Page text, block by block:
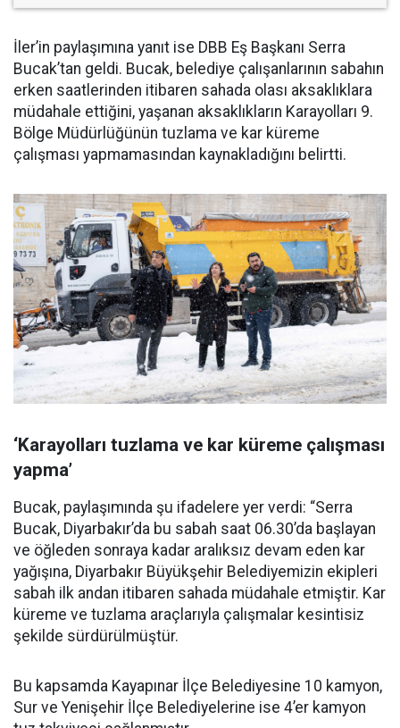
İler’in paylaşımına yanıt ise DBB Eş Başkanı Serra
Bucak’tan geldi. Bucak, belediye çalışanlarının sabahın
erken saatlerinden itibaren sahada olası aksaklıklara
müdahale ettiğini, yaşanan aksaklıkların Karayolları 9.
Bölge Müdürlüğünün tuzlama ve kar küreme
çalışması yapmamasından kaynakladığını belirtti.
‘Karayolları tuzlama ve kar küreme çalışması
yapma’
Bucak, paylaşımında şu ifadelere yer verdi: “Serra
Bucak, Diyarbakır’da bu sabah saat 06.30’da başlayan
ve öğleden sonraya kadar aralıksız devam eden kar
yağışına, Diyarbakır Büyükşehir Belediyemizin ekipleri
sabah ilk andan itibaren sahada müdahale etmiştir. Kar
küreme ve tuzlama araçlarıyla çalışmalar kesintisiz
şekilde sürdürülmüştür.
Bu kapsamda Kayapınar İlçe Belediyesine 10 kamyon,
Sur ve Yenişehir İlçe Belediyelerine ise 4’er kamyon